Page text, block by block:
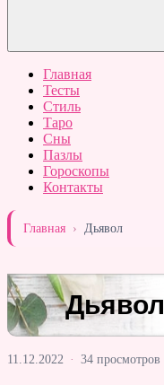
Главная
Тесты
Стиль
Таро
Сны
Пазлы
Гороскопы
Контакты
Главная › Дьявол
Дьявол
11.12.2022 · 34 просмотров